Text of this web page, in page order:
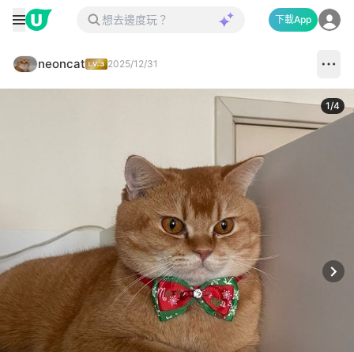
下載App
neoncat 2025/12/31
1/4